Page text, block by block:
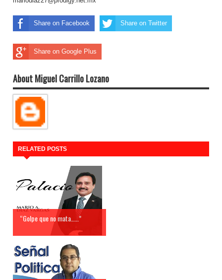
Share on Facebook Share on Twitter
Share on Google Plus
About Miguel Carrillo Lozano
RELATED POSTS
“Golpe que no mata……”